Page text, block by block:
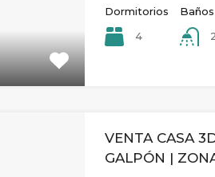
Dormitorios
4
Baños
2
VENTA CASA
GALPÓN |